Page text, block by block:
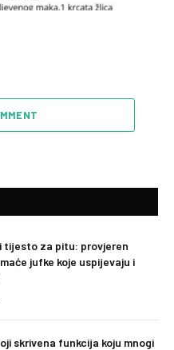
tijesto za pitu: provjeren
jufke koje uspijevaju i
skrivena funkcija koju mnogi